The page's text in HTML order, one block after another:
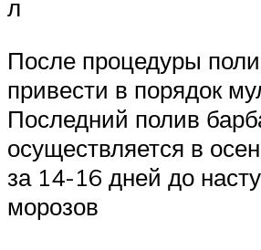
л
После процедуры
привести в порядок
Последний полив
осуществляется в
за 14-16 дней до
морозов